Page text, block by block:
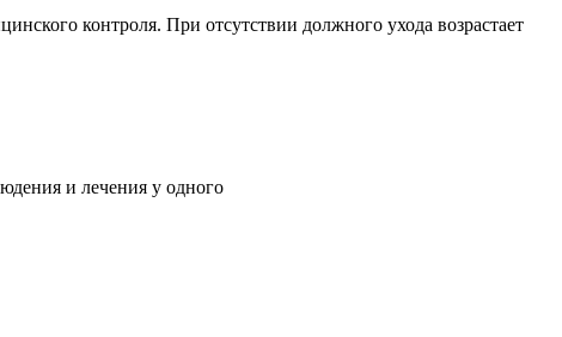
контроля. При отсутствии должного ухода возрастает
и лечения у одного